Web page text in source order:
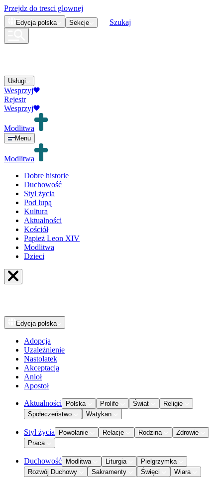
Przejdz do tresci glownej
Edycja polska Sekcje Szukaj
Usługi
Wesprzyj
Rejestr
Wesprzyj
Modlitwa
Menu
Modlitwa
Dobre historie
Duchowość
Styl życia
Pod lupą
Kultura
Aktualności
Kościół
Papież Leon XIV
Modlitwa
Dzieci
Edycja polska
Adopcja
Uzależnienie
Nastolatek
Akceptacja
Anioł
Apostoł
Aktualności Polska Prolife Świat
Religie
Społeczeństwo
Watykan
Styl życia Powołanie Relacje Rodzina
Zdrowie
Praca
Duchowość Modlitwa Liturgia
Pielgrzymka
Rozwój Duchowy
Sakramenty Święci Wiara